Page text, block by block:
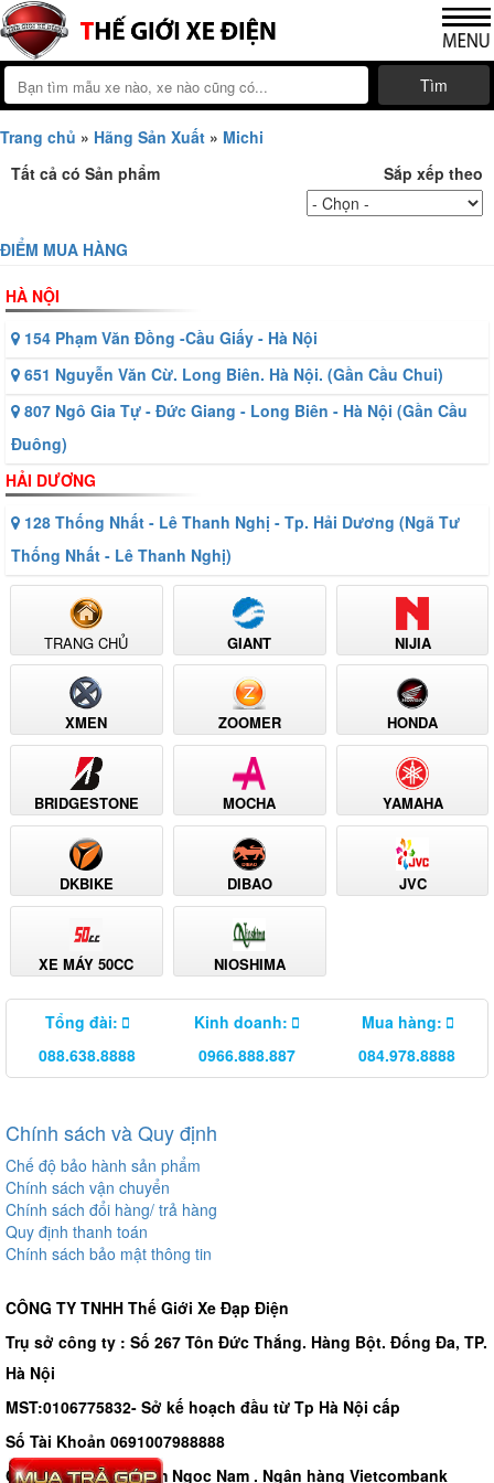
Tìm
Trang chủ » Hãng Sản Xuất » Michi
Tất cả có Sản phẩm Sắp xếp theo
ĐIỂM MUA HÀNG
HÀ NỘI
154 Phạm Văn Đồng -Cầu Giấy - Hà Nội
651 Nguyễn Văn Cừ. Long Biên. Hà Nội. (Gần Cầu Chui)
807 Ngô Gia Tự - Đức Giang - Long Biên - Hà Nội (Gần Cầu
Đuông)
HẢI DƯƠNG
128 Thống Nhất - Lê Thanh Nghị - Tp. Hải Dương (Ngã Tư
Thống Nhất - Lê Thanh Nghị)
TRANG CHỦ GIANT NIJIA
XMEN ZOOMER HONDA
BRIDGESTONE MOCHA YAMAHA
DKBIKE DIBAO JVC
XE MÁY 50CC NIOSHIMA
Tổng đài:
088.638.8888
Kinh doanh:
0966.888.887
Mua hàng:
084.978.8888
Chính sách và Quy định
Chế độ bảo hành sản phẩm
Chính sách vận chuyển
Chính sách đổi hàng/ trả hàng
Quy định thanh toán
Chính sách bảo mật thông tin
CÔNG TY TNHH Thế Giới Xe Đạp Điện
Trụ sở công ty : Số 267 Tôn Đức Thắng. Hàng Bột. Đống Đa, TP.
Hà Nội
MST:0106775832- Sở kế hoạch đầu từ Tp Hà Nội cấp
Số Tài Khoản 0691007988888
Chủ tài khoản - Phạm Ngọc Nam . Ngân hàng Vietcombank